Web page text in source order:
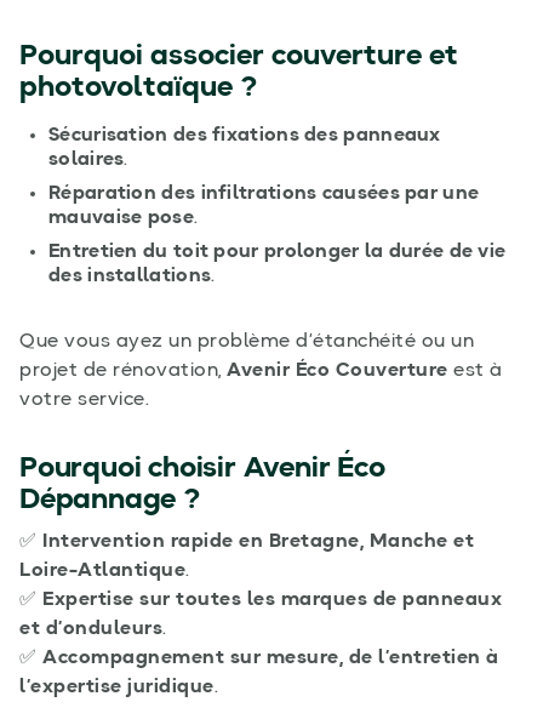
Pourquoi associer couverture et
photovoltaïque ?
Sécurisation des fixations des panneaux
solaires.
Réparation des infiltrations causées par une
mauvaise pose.
Entretien du toit pour prolonger la durée de vie
des installations.
Que vous ayez un problème d’étanchéité ou un
projet de rénovation, Avenir Éco Couverture est à
votre service.
Pourquoi choisir Avenir Éco
Dépannage ?
✅
Intervention rapide en Bretagne, Manche et
Loire-Atlantique.
✅ Expertise sur toutes les marques de panneaux
et d’onduleurs.
✅ Accompagnement sur mesure, de l’entretien à
l’expertise juridique.